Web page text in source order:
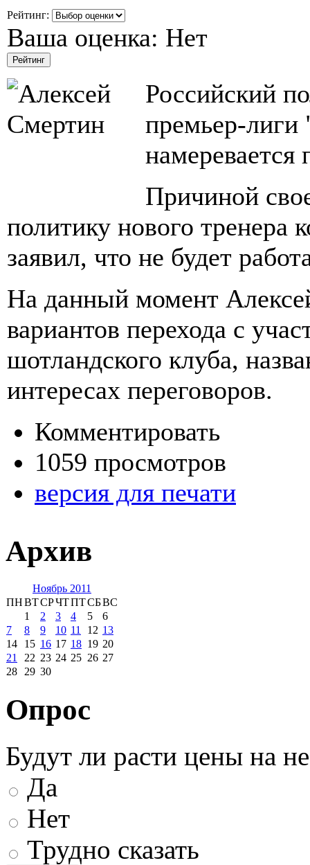
Рейтинг:
Ваша оценка: Нет
Российский
премьер-
намеревается
Причиной
политику нового тренера
заявил, что не будет
На данный момент
вариантов перехода с
шотландского клуба,
интересах переговоров.
Комментировать
1059 просмотров
версия для печати
Архив
Ноябрь 2011
ПНВТСРЧТПТСБВС
1
2 3 4 5
6
7
8 9 10 11 12 13
14
15 16 17 18 19 20
21
22 23 24 25 26 27
28
29 30
Опрос
Будут ли расти цены на
Да
Нет
Трудно сказать